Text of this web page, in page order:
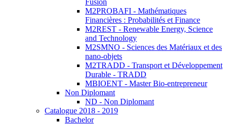
Fusion
M2PROBAFI - Mathématiques
Financières : Probabilités et Finance
M2REST - Renewable Energy, Science
and Technology
M2SMNO - Sciences des Matériaux et des
nano-objets
M2TRADD - Transport et Développement
Durable - TRADD
MBIOENT - Master Bio-entrepreneur
Non Diplomant
ND - Non Diplomant
Catalogue 2018 - 2019
Bachelor